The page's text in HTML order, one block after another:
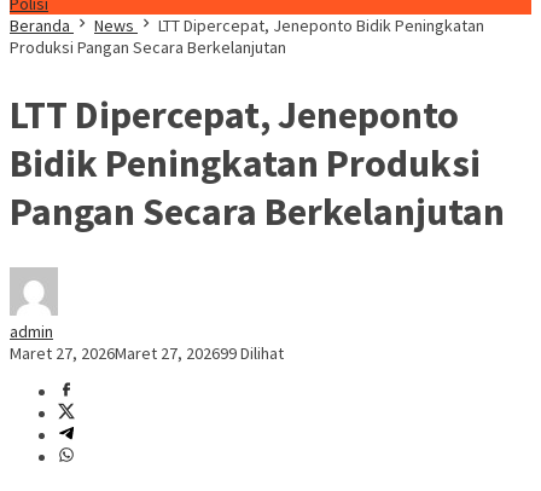
Beranda
News
LTT Dipercepat, Jeneponto Bidik Peningkatan
Produksi Pangan Secara Berkelanjutan
LTT Dipercepat, Jeneponto
Bidik Peningkatan Produksi
Pangan Secara Berkelanjutan
admin
Maret 27, 2026Maret 27, 202699 Dilihat